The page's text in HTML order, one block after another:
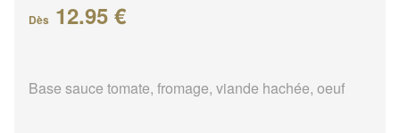
Dès 12.95 €
Base sauce tomate, fromage, viande hachée, oeuf